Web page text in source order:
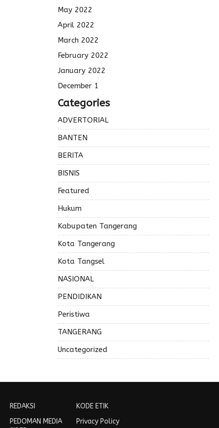
May 2022
April 2022
March 2022
February 2022
January 2022
December 1
Categories
ADVERTORIAL
BANTEN
BERITA
BISNIS
Featured
Hukum
Kabupaten Tangerang
Kota Tangerang
Kota Tangsel
NASIONAL
PENDIDIKAN
Peristiwa
TANGERANG
Uncategorized
REDAKSI
PEDOMAN MEDIA
KODE ETIK
Privacy Policy